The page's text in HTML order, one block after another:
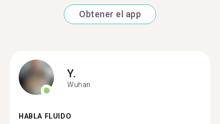
Obtener el app
Y.
Wuhan
HABLA FLUIDO